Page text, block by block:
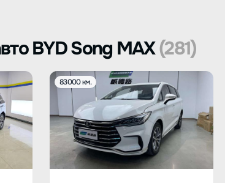
BYD Song MAX(281)
83000 км.